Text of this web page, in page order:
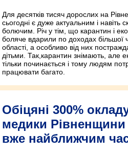
Для десятків тисяч дорослих на
сьогодні є дуже актуальним і навіть
болючим. Річ у тім, що карантин і
боляче вдарили по доходах більшої
області, а особливо від них
дітьми. Так,карантин знімають, але
тільки починається і тому людям
працювати багато.
Обіцяні 300%
медики
вже найближчим